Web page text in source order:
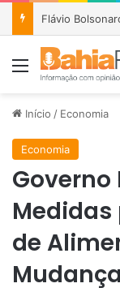
Menu
Início / Economia
Economia
Governo
Medidas
de